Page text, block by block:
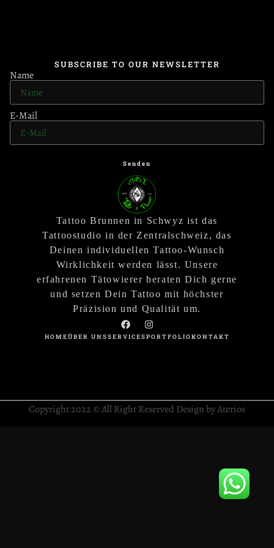
SUBSCRIBE TO OUR NEWSLETTER
Name
E-Mail
Senden
Tattoo Brunnen in Schwyz ist das
Tattoostudio in der Zentralschweiz, das
Deinen individuellen Tattoo-Wunsch
Wirklichkeit werden lässt. Unsere
erfahrenen Tätowierer beraten Dich gerne
und setzen Dein Tattoo mit höchster
Präzision und Qualität um.
HOMEÜBER UNSSERVICESPORTFOLIOKONTAKT
Copyright 2022 © All Right Reserved Design by Aterios